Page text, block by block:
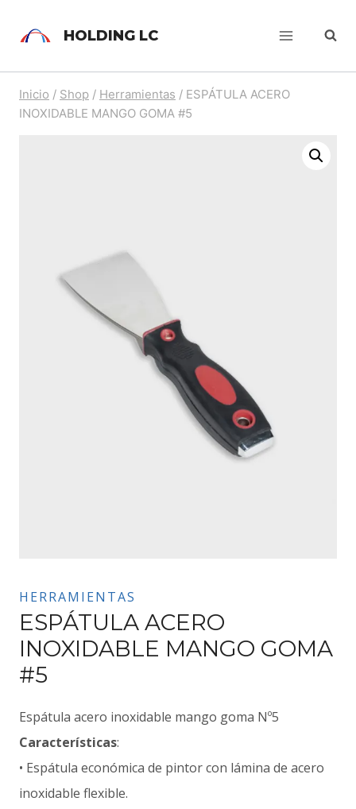
HOLDING LC
Inicio / Shop / Herramientas / ESPÁTULA ACERO
INOXIDABLE MANGO GOMA #5
HERRAMIENTAS
ESPÁTULA ACERO
INOXIDABLE MANGO GOMA
#5
Espátula acero inoxidable mango goma Nº5
Características:
• Espátula económica de pintor con lámina de acero
inoxidable flexible.